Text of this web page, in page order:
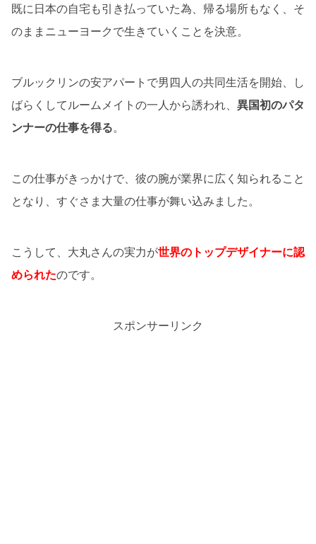
既に日本の自宅も引き払っていた為、帰る場所もなく、そ
のままニューヨークで生きていくことを決意。
ブルックリンの安アパートで男四人の共同生活を開始、し
ばらくしてルームメイトの一人から誘われ、 異国初のパタ
ンナーの仕事を得る。
この仕事がきっかけで、彼の腕が業界に広く知られること
となり、すぐさま大量の仕事が舞い込みました。
こうして、大丸さんの実力が世界のトップデザイナーに認
められたのです。
スポンサーリンク